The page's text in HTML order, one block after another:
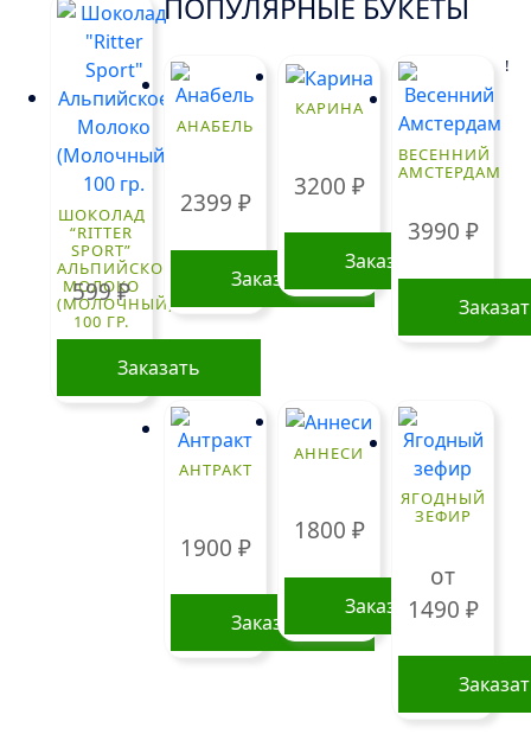
ШОКОЛАД
“RITTER
SPORT”
АЛЬПИЙСКОЕ
МОЛОКО
(МОЛОЧНЫЙ)
100 ГР.
599₽
Заказать
ПОПУЛЯРНЫЕ БУКЕТЫ
АНАБЕЛЬ
2399 ₽
Заказать
КАРИНА
3200 ₽
Заказать
ВЕСЕННИЙ
АМСТЕРДАМ
3990 ₽
АНТРАКТ
1900 ₽
Заказать
АННЕСИ
1800 ₽
Заказать
ЯГОДНЫЙ
ЗЕФИР
от
1490 ₽
!